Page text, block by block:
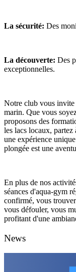
La sécurité: Des
La découverte: Des
exceptionnelles.
Notre club vous invite
marin. Que vous
proposons des
les lacs locaux,
une expérience
plongée est une
En plus de nos
séances d'aqua-gym
confirmé, vous
vous défouler, vous
profitant d'une
News